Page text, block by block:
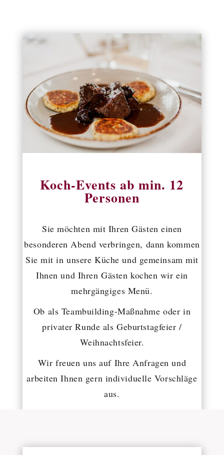
Koch-Events ab min. 12
Personen
Sie möchten mit Ihren Gästen einen
besonderen Abend verbringen, dann kommen
Sie mit in unsere Küche und gemeinsam mit
Ihnen und Ihren Gästen kochen wir ein
mehrgängiges Menü.
Ob als Teambuilding-Maßnahme oder in
privater Runde als Geburtstagfeier /
Weihnachtsfeier.
Wir freuen uns auf Ihre Anfragen und
arbeiten Ihnen gern individuelle Vorschläge
aus.